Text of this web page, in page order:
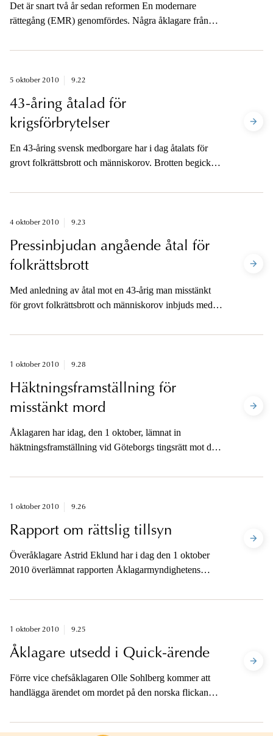
Det är snart två år sedan reformen En modernare
rättegång (EMR) genomfördes. Några åklagare från
vill vrida klockan tillbaks.
5 oktober 2010 9.22
43-åring åtalad för
krigsförbrytelser
En 43-åring svensk medborgare har i dag åtalats för
grovt folkrättsbrott och människorov. Brotten begicks i
1992.
4 oktober 2010 9.23
Pressinbjudan angående åtal för
folkrättsbrott
Med anledning av åtal mot en 43-årig man misstänkt
för grovt folkrättsbrott och människorov inbjuds media
oktober.
1 oktober 2010 9.28
Häktningsframställning för
misstänkt mord
Åklagaren har idag, den 1 oktober, lämnat in
häktningsframställning vid Göteborgs tingsrätt mot den
Hisingen.
1 oktober 2010 9.26
Rapport om rättslig tillsyn
Överåklagare Astrid Eklund har i dag den 1 oktober
2010 överlämnat rapporten Åklagarmyndighetens
1 oktober 2010 9.25
Åklagare utsedd i Quick-ärende
Förre vice chefsåklagaren Olle Sohlberg kommer att
handlägga ärendet om mordet på den norska flickan
Bergwall) år 1998 dömdes för mordet.